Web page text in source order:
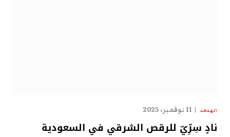
الهدهد 11 نوفمبر، 2025
نادٍ سِرِّيّ للرقص الشرقي في السعودية